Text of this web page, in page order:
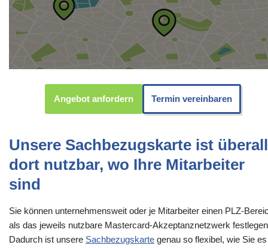
Angebot anfordern Termin vereinbaren
Unsere Sachbezugskarte ist überall
dort nutzbar, wo Ihre Mitarbeiter
sind
Sie können unternehmensweit oder je Mitarbeiter einen PLZ-
als das jeweils nutzbare Mastercard-Akzeptanznetzwerk
Dadurch ist unsere Sachbezugskarte genau so flexibel, wie Sie es